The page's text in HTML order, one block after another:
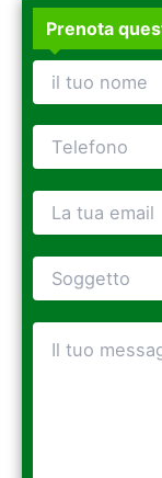
Prenota